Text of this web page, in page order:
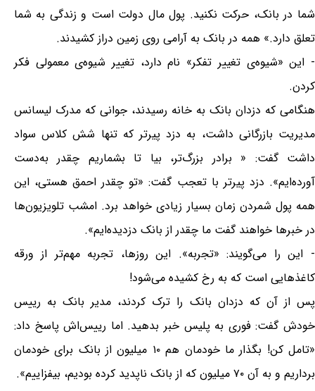
شما در بانک، حرکت نکنید. پول مال دولت است و زندگی به شما
تعلق دارد.» همه در بانک به آرامی روی زمین دراز کشیدند.
- این «شیوه‌ی تغییر تفکر» نام دارد، تغییر شیوه‌ی معمولی فکر
کردن.
هنگامی که دزدان بانک به خانه رسیدند، جوانی که مدرک لیسانس
مدیریت بازرگانی داشت، به دزد پیرتر که تنها شش کلاس سواد
داشت گفت: « برادر بزرگ‌تر، بیا تا بشماریم چقدر به‌دست
آورده‌ایم». دزد پیرتر با تعجب گفت: «تو چقدر احمق هستی، این
همه پول شمردن زمان بسیار زیادی خواهد برد. امشب تلویزیون‌ها
در خبرها خواهند گفت ما چقدر از بانک دزدیده‌ایم».
- این را می‌گویند: «تجربه». این روزها، تجربه مهم‌تر از ورقه
کاغذهایی است که به رخ کشیده می‌شود!
پس از آن که دزدان بانک را ترک کردند، مدیر بانک به رییس
خودش گفت: فوری به پلیس خبر بدهید. اما رییس‌اش پاسخ داد:
«تامل کن! بگذار ما خودمان هم ۱۰ میلیون از بانک برای خودمان
برداریم و به آن ۷۰ میلیون که از بانک ناپدید کرده بودیم، بیفزاییم».